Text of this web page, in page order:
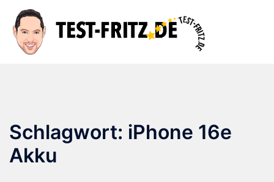
Inhalt
springen
Schlagwort: iPhone 16e
Akku